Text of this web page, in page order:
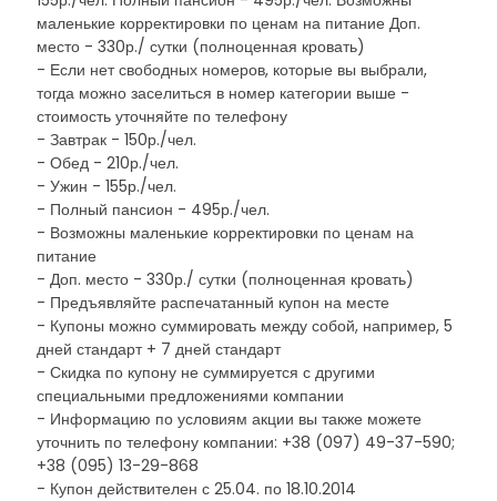
маленькие корректировки по ценам на питание Доп.
место - 330р./ сутки (полноценная кровать)
- Если нет свободных номеров, которые вы выбрали,
тогда можно заселиться в номер категории выше -
стоимость уточняйте по телефону
- Завтрак - 150р./чел.
- Обед - 210р./чел.
- Ужин - 155р./чел.
- Полный пансион - 495р./чел.
- Возможны маленькие корректировки по ценам на
питание
- Доп. место - 330р./ сутки (полноценная кровать)
- Предъявляйте распечатанный купон на месте
- Купоны можно суммировать между собой, например, 5
дней стандарт + 7 дней стандарт
- Скидка по купону не суммируется с другими
специальными предложениями компании
- Информацию по условиям акции вы также можете
уточнить по телефону компании: +38 (097) 49-37-590;
+38 (095) 13-29-868
- Купон действителен с 25.04. по 18.10.2014